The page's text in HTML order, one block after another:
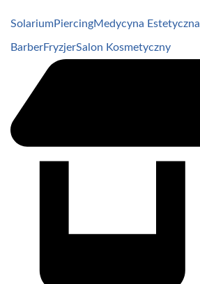
SolariumPiercingMedycyna Estetyczna
BarberFryzjerSalon Kosmetyczny